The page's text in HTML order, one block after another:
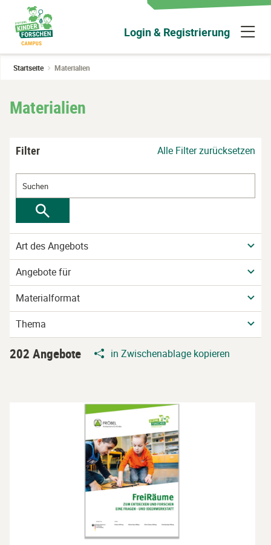
Hauptinhalt
wechseln
Login & Registrierung
Startseite Materialien
Materialien
Filter Alle Filter zurücksetzen
Art des Angebots
Angebote für
Materialformat
Thema
202 Angebote in Zwischenablage kopieren